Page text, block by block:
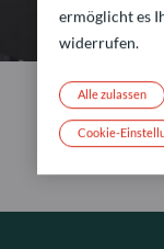
ermöglicht es
widerrufen.
Alle zulassen
Cookie-